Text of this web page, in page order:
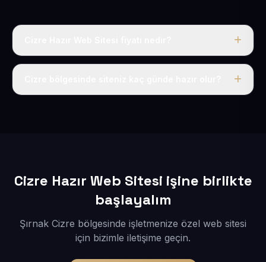
Tek fiyat uygulanır: yıllık 50 USD + KDV. Bu bedele alan
Cizre Hazır Web Sitesi işine birlikte
başlayalım
Şırnak Cizre bölgesinde işletmenize özel web sitesi
için bizimle iletişime geçin.